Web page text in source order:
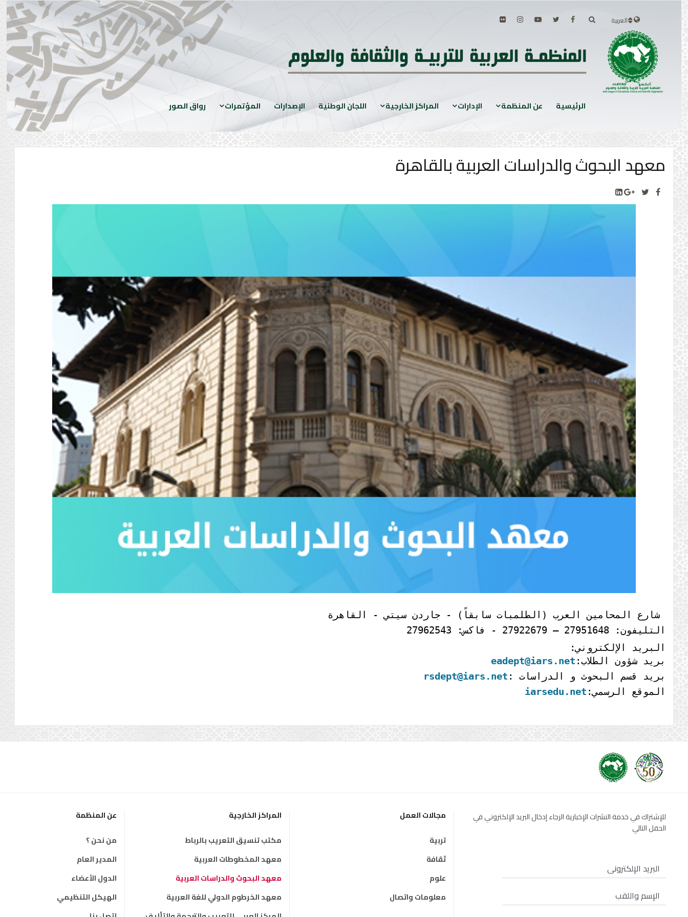
العربية
الرئيسية عن المنظمة الإدارات المراكز الخارجية اللجان الوطنية الإصدارات المؤتمرات رواق الصور
معهد البحوث والدراسات العربية بالقاهرة
شارع المحامين العرب (الطلمبات سابقاً) - جاردن سيتي - القاهرة
التليفون: 27951648 – 27922679 - فاكس: 27962543
البريد الإلكتروني:
بريد شؤون الطلاب: eadept@iars.net
بريد قسم البحوث و الدراسات : rsdept@iars.net
الموقع الرسمي: iarsedu.net
للإشتراك في خدمة النشرات الإخبارية الرجاء إدخال البريد الإلكتروني في
الحقل التالي
مجالات العمل
تربية
ثقافة
علوم
معلومات واتصال
المراكز الخارجية
مكتب تنسيق التعريب بالرباط
معهد المخطوطات العربية
معهد البحوث والدراسات العربية
معهد الخرطوم الدولي للغة العربية
عن المنظمة
من نحن ؟
المدير العام
الدول الأعضاء
الهيكل التنظيمي